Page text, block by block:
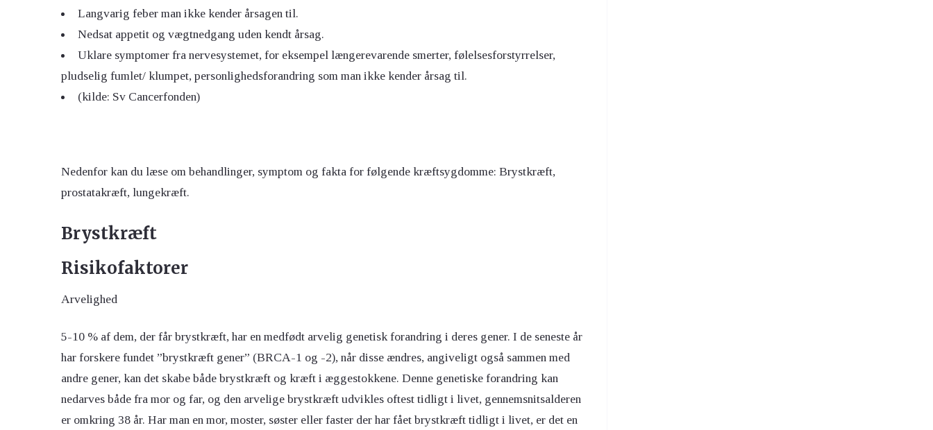
Langvarig feber man ikke kender årsagen til.
Nedsat appetit og vægtnedgang uden kendt årsag.
Uklare symptomer fra nervesystemet, for eksempel længerevarende smerter, følelsesforstyrrelser,
pludselig fumlet/ klumpet, personlighedsforandring som man ikke kender årsag til.
(kilde: Sv Cancerfonden)
Nedenfor kan du læse om behandlinger, symptom og fakta for følgende kræftsygdomme: Brystkræft,
prostatakræft, lungekræft.
Brystkræft
Risikofaktorer
Arvelighed
5-10 % af dem, der får brystkræft, har en medfødt arvelig genetisk forandring i deres gener. I de seneste år
har forskere fundet ”brystkræft gener” (BRCA-1 og -2), når disse ændres, angiveligt også sammen med
andre gener, kan det skabe både brystkræft og kræft i æggestokkene. Denne genetiske forandring kan
nedarves både fra mor og far, og den arvelige brystkræft udvikles oftest tidligt i livet, gennemsnitsalderen
er omkring 38 år. Har man en mor, moster, søster eller faster der har fået brystkræft tidligt i livet, er det en